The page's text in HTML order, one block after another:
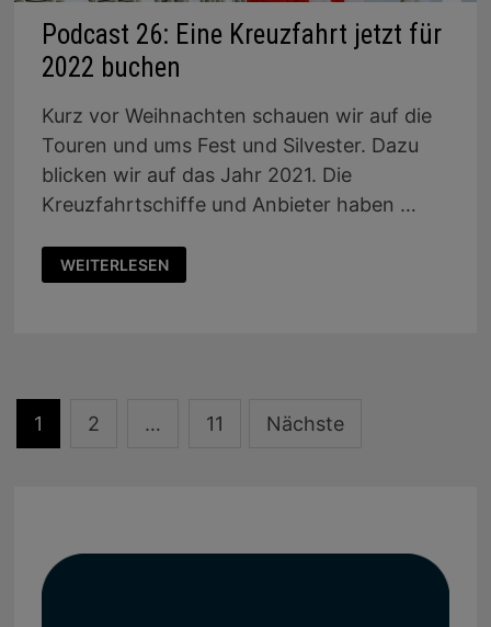
Podcast 26: Eine Kreuzfahrt jetzt für
2022 buchen
Kurz vor Weihnachten schauen wir auf die
Touren und ums Fest und Silvester. Dazu
blicken wir auf das Jahr 2021. Die
Kreuzfahrtschiffe und Anbieter haben …
PODCAST
26:
EINE
WEITERLESEN
Seitennummerierung
der
1 2 … 11 Nächste